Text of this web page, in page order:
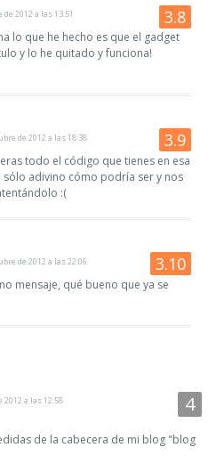
de 2012 a las 13:51
lo que he hecho es que el gadget
y lo he quitado y funciona!
de 2012 a las 18:38
todo el código que tienes en esa
sólo adivino cómo podría ser y nos
:(
de 2012 a las 22:06
mensaje, qué bueno que ya se
2012 a las 12:58
de la cabecera de mi blog "blog